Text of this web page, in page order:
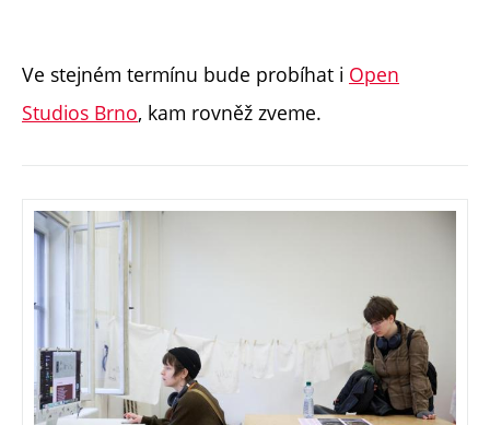
Ve stejném termínu bude probíhat i Open
Studios Brno, kam rovněž zveme.